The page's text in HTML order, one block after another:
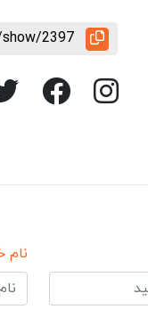
2397
نام